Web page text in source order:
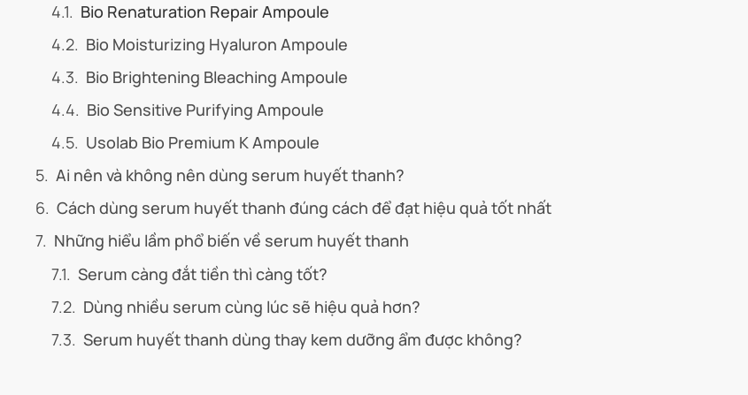
Bio Renaturation Repair Ampoule
Bio Moisturizing Hyaluron Ampoule
Bio Brightening Bleaching Ampoule
Bio Sensitive Purifying Ampoule
Usolab Bio Premium K Ampoule
Ai nên và không nên dùng serum huyết thanh?
Cách dùng serum huyết thanh đúng cách để đạt hiệu quả tốt nhất
Những hiểu lầm phổ biến về serum huyết thanh
Serum càng đắt tiền thì càng tốt?
Dùng nhiều serum cùng lúc sẽ hiệu quả hơn?
Serum huyết thanh dùng thay kem dưỡng ẩm được không?